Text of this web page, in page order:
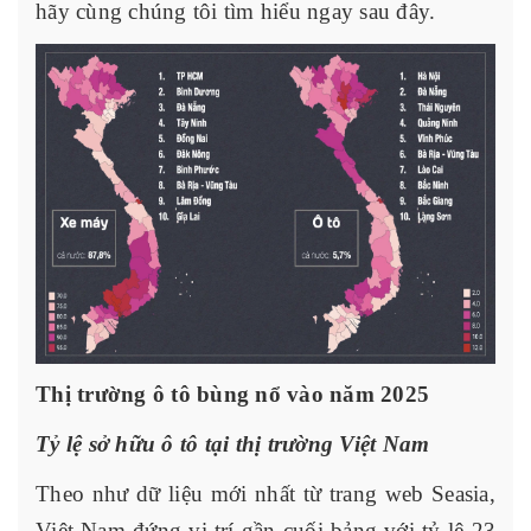
hãy cùng chúng tôi tìm hiểu ngay sau đây.
Thị trường ô tô bùng nổ vào năm 2025
Tỷ lệ sở hữu ô tô tại thị trường Việt Nam
Theo như dữ liệu mới nhất từ trang web Seasia,